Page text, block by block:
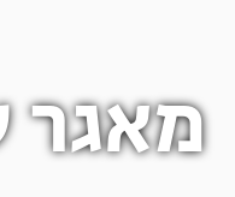
מאגר